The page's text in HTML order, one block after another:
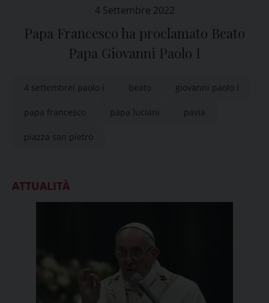
4 Settembre 2022
Papa Francesco ha proclamato Beato
Papa Giovanni Paolo I
4 settembrei paolo i beato giovanni paolo I
papa francesco papa luciani pavia
piazza san pietro
ATTUALITÀ